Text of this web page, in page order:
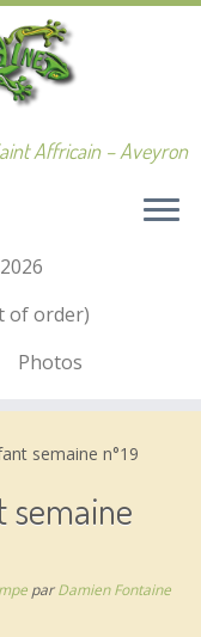
Affricain – Aveyron
of order)
Photos
semaine n°19
semaine
parDamien Fontaine